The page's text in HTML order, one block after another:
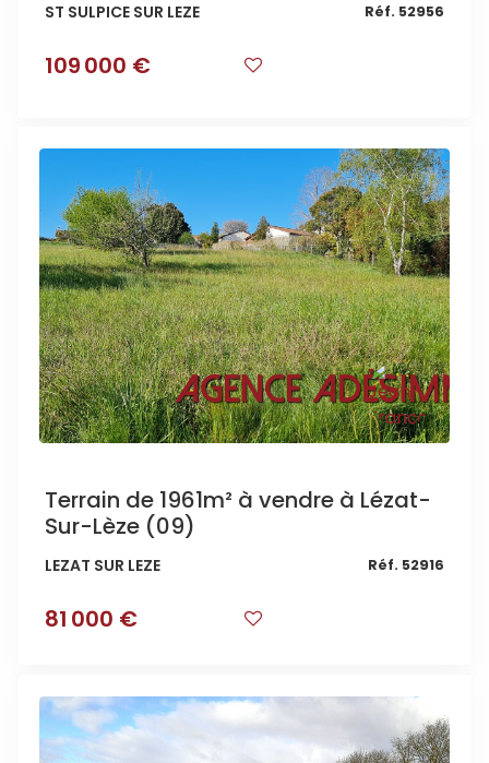
ST SULPICE SUR LEZE Réf. 52956
109 000 €
Terrain de 1961m² à vendre à Lézat-
Sur-Lèze (09)
LEZAT SUR LEZE Réf. 52916
81 000 €